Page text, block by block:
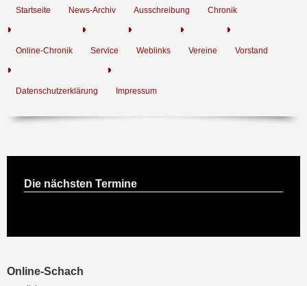
Startseite News-Archiv Ausschreibung Chronik
Online-Chronik Service Weblinks Vereine Vorstand
Datenschutzerklärung Impressum
Die nächsten Termine
Online-Schach